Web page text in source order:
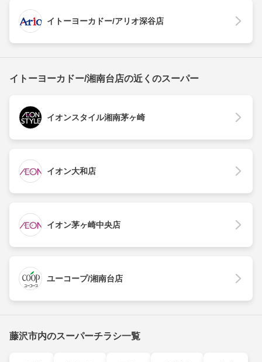
イトーヨーカドー/アリオ深谷店
イトーヨーカドー/湘南台店の近くのスーパー
イオンスタイル湘南茅ヶ崎
イオン大和店
イオン茅ヶ崎中央店
ユーコープ/湘南台店
藤沢市内のスーパーチラシ一覧